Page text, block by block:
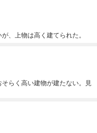
、上物は高く建てられた。
らく高い建物が建たない。見